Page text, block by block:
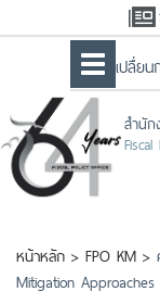
เปลื่ย
สำนัก
หน้าหลัก > FPO KM >
Mitigation Approaches